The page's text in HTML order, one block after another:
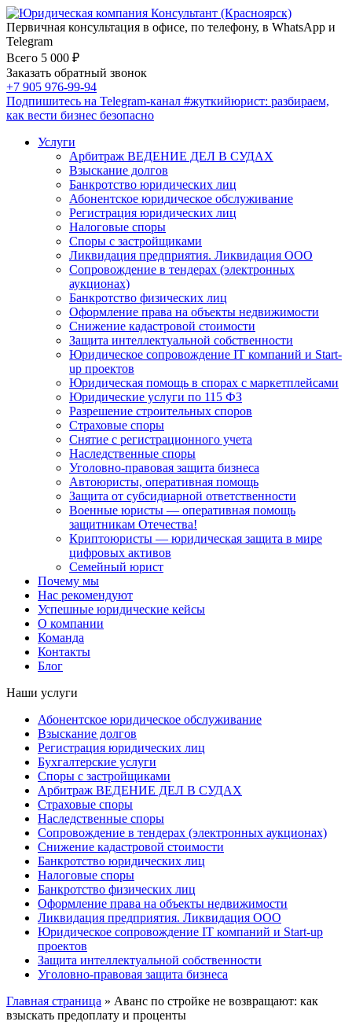
Первичная консультация в офисе, по телефону, в WhatsApp и
Telegram
Всего 5 000 ₽
Заказать обратный звонок
+7 905 976-99-94
Подпишитесь на Telegram-канал #жуткийюрист: разбираем,
как вести бизнес безопасно
Услуги
Арбитраж ВЕДЕНИЕ ДЕЛ В СУДАХ
Взыскание долгов
Банкротство юридических лиц
Абонентское юридическое обслуживание
Регистрация юридических лиц
Налоговые споры
Споры с застройщиками
Ликвидация предприятия. Ликвидация ООО
Сопровождение в тендерах (электронных
аукционах)
Банкротство физических лиц
Оформление права на объекты недвижимости
Снижение кадастровой стоимости
Защита интеллектуальной собственности
Юридическое сопровождение IT компаний и Start-
up проектов
Юридическая помощь в спорах с маркетплейсами
Юридические услуги по 115 ФЗ
Разрешение строительных споров
Страховые споры
Снятие с регистрационного учета
Наследственные споры
Уголовно-правовая защита бизнеса
Автоюристы, оперативная помощь
Защита от субсидиарной ответственности
Военные юристы — оперативная помощь
защитникам Отечества!
Криптоюристы — юридическая защита в мире
цифровых активов
Семейный юрист
Почему мы
Нас рекомендуют
Успешные юридические кейсы
О компании
Команда
Контакты
Блог
Наши услуги
Абонентское юридическое обслуживание
Взыскание долгов
Регистрация юридических лиц
Бухгалтерские услуги
Споры с застройщиками
Арбитраж ВЕДЕНИЕ ДЕЛ В СУДАХ
Страховые споры
Наследственные споры
Сопровождение в тендерах (электронных аукционах)
Снижение кадастровой стоимости
Банкротство юридических лиц
Налоговые споры
Банкротство физических лиц
Оформление права на объекты недвижимости
Ликвидация предприятия. Ликвидация ООО
Юридическое сопровождение IT компаний и Start-up
проектов
Защита интеллектуальной собственности
Уголовно-правовая защита бизнеса
Главная страница » Аванс по стройке не возвращают: как
взыскать предоплату и проценты